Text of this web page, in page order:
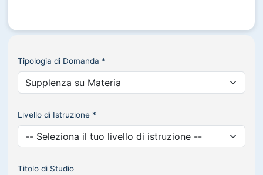
Tipologia di Domanda *
Livello di Istruzione *
Titolo di Studio